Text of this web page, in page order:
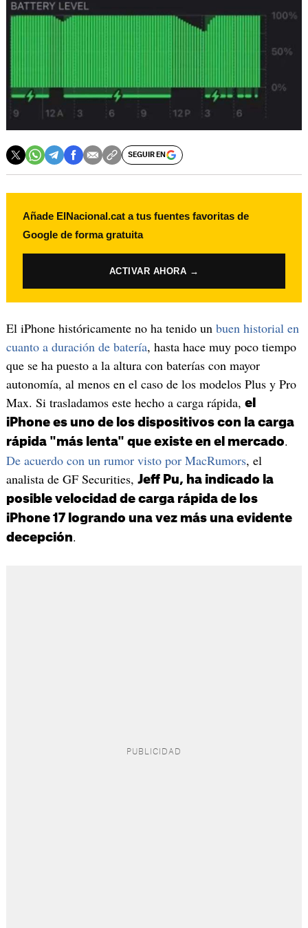
SEGUIR EN
Añade ElNacional.cat a tus fuentes favoritas de
Google de forma gratuita
ACTIVAR AHORA →
El iPhone históricamente no ha tenido un buen historial en
cuanto a duración de batería, hasta hace muy poco tiempo
que se ha puesto a la altura con baterías con mayor
autonomía, al menos en el caso de los modelos Plus y Pro
Max. Si trasladamos este hecho a carga rápida, el
iPhone es uno de los dispositivos con la carga
rápida "más lenta" que existe en el mercado.
De acuerdo con un rumor visto por MacRumors, el
analista de GF Securities, Jeff Pu, ha indicado la
posible velocidad de carga rápida de los
iPhone 17 logrando una vez más una evidente
decepción.